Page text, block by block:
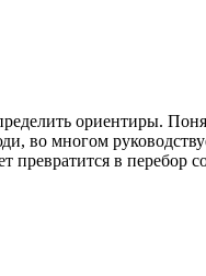
ориентиры.
во многом
в перебор